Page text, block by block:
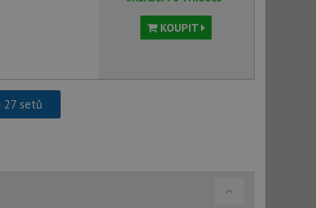
KOUPIT
27 setů
účtu. Webové